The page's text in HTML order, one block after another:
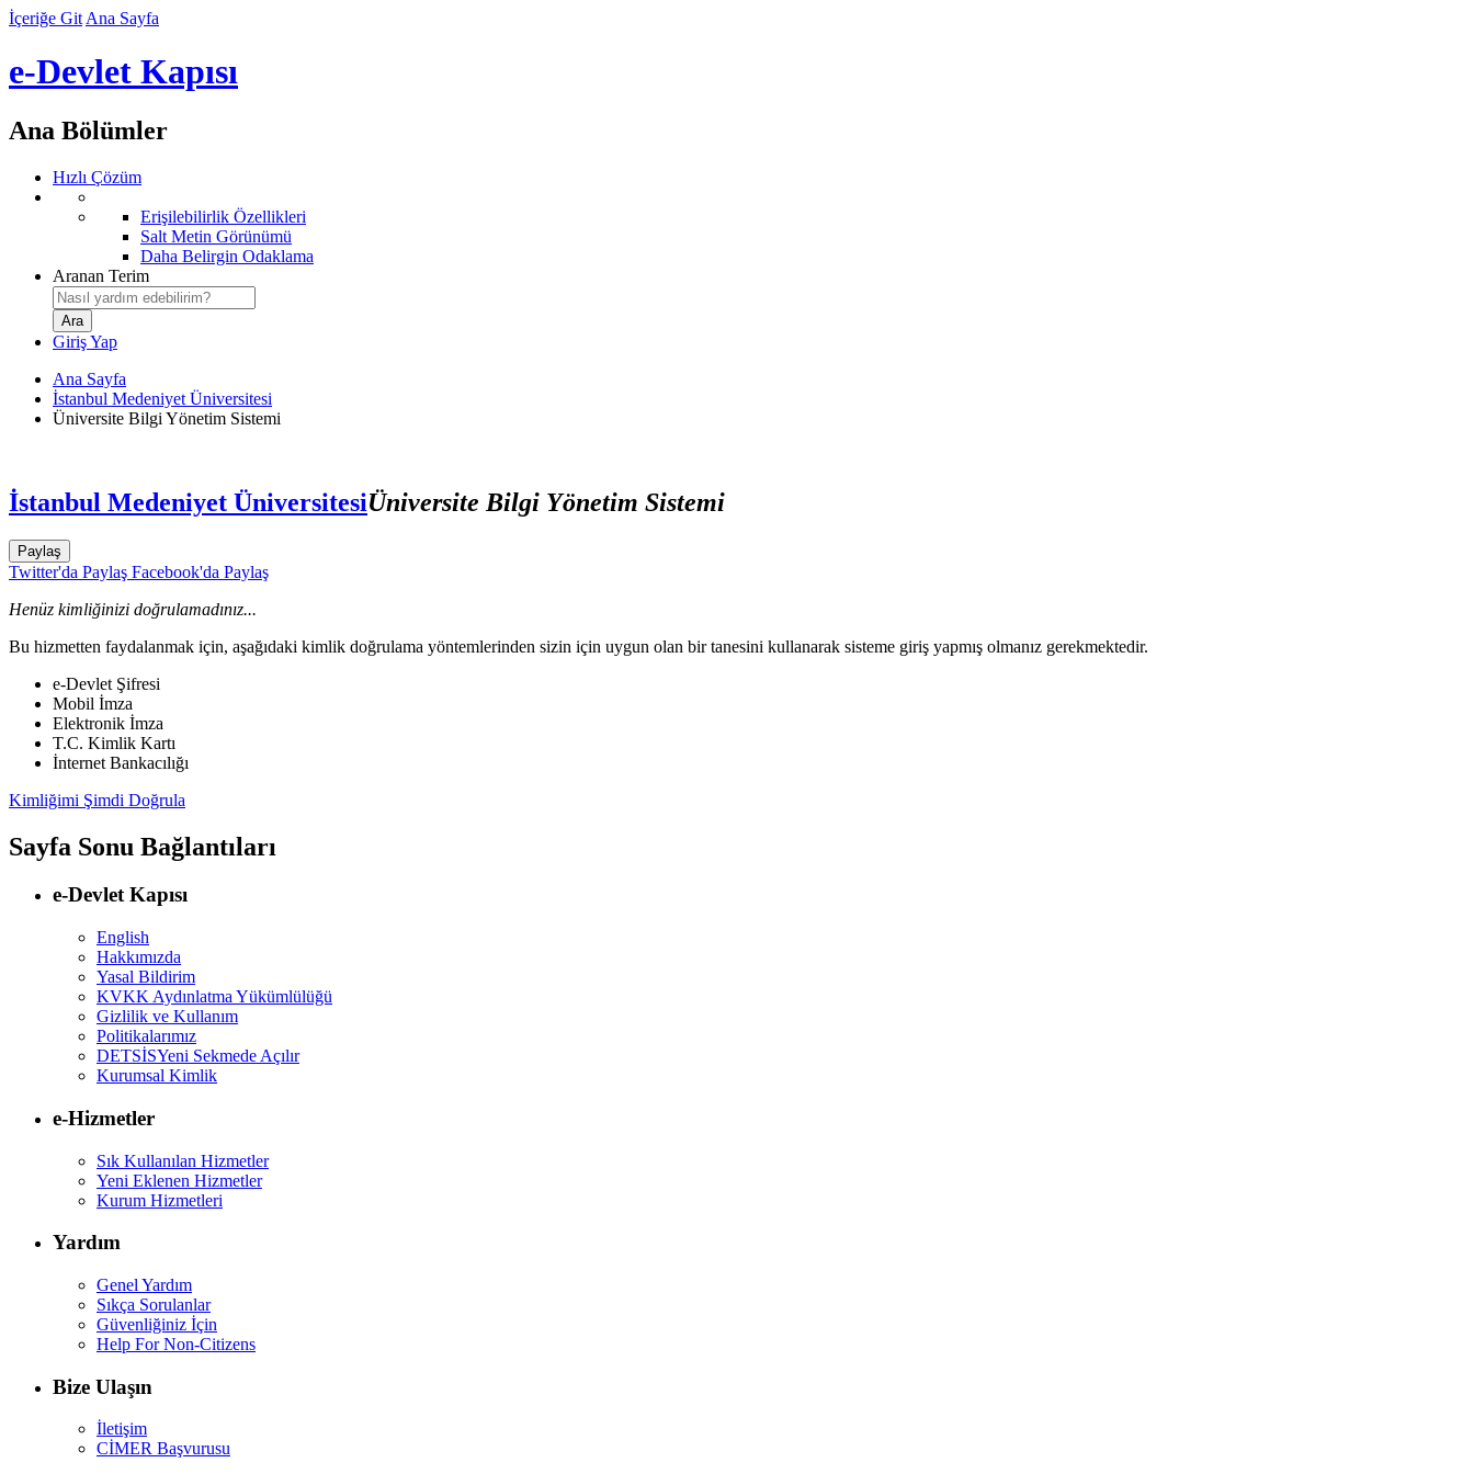
İçeriğe Git Ana Sayfa
e-Devlet Kapısı
Ana Bölümler
Hızlı Çözüm
Erişilebilirlik Özellikleri
Salt Metin Görünümü
Daha Belirgin Odaklama
Aranan Terim
Giriş Yap
Ana Sayfa
İstanbul Medeniyet Üniversitesi
Üniversite Bilgi Yönetim Sistemi
İstanbul Medeniyet ÜniversitesiÜniversite Bilgi Yönetim Sistemi
Paylaş
Twitter'da Paylaş Facebook'da Paylaş
Henüz kimliğinizi doğrulamadınız...
Bu hizmetten faydalanmak için, aşağıdaki kimlik doğrulama yöntemlerinden sizin için uygun olan bir tanesini kullanarak sisteme giriş yapmış olmanız gerekmektedir.
e-Devlet Şifresi
Mobil İmza
Elektronik İmza
T.C. Kimlik Kartı
İnternet Bankacılığı
Kimliğimi Şimdi Doğrula
Sayfa Sonu Bağlantıları
e-Devlet Kapısı
English
Hakkımızda
Yasal Bildirim
KVKK Aydınlatma Yükümlülüğü
Gizlilik ve Kullanım
Politikalarımız
DETSİSYeni Sekmede Açılır
Kurumsal Kimlik
e-Hizmetler
Sık Kullanılan Hizmetler
Yeni Eklenen Hizmetler
Kurum Hizmetleri
Yardım
Genel Yardım
Sıkça Sorulanlar
Güvenliğiniz İçin
Help For Non-Citizens
Bize Ulaşın
İletişim
CİMER Başvurusu